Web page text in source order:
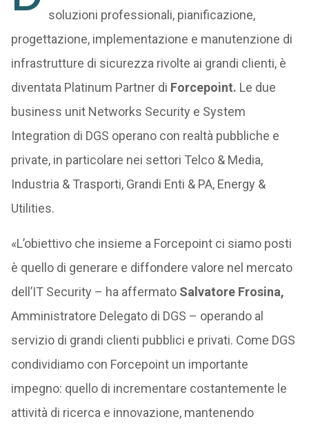
soluzioni professionali, pianificazione,
progettazione, implementazione e manutenzione di
infrastrutture di sicurezza rivolte ai grandi clienti, è
diventata Platinum Partner di Forcepoint. Le due
business unit Networks Security e System
Integration di DGS operano con realtà pubbliche e
private, in particolare nei settori Telco & Media,
Industria & Trasporti, Grandi Enti & PA, Energy &
Utilities.
«L’obiettivo che insieme a Forcepoint ci siamo posti
è quello di generare e diffondere valore nel mercato
dell’IT Security – ha affermato Salvatore Frosina,
Amministratore Delegato di DGS – operando al
servizio di grandi clienti pubblici e privati. Come DGS
condividiamo con Forcepoint un importante
impegno: quello di incrementare costantemente le
attività di ricerca e innovazione, mantenendo